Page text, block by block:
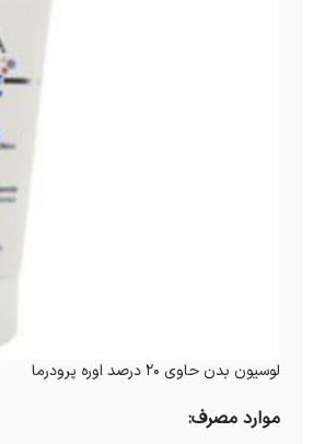
لوسیون بدن حاوی 20 درصد اوره پرودرما
موارد مصرف: